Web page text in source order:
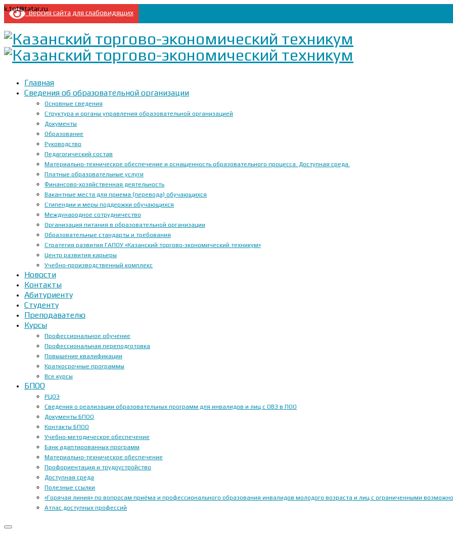
Версия сайта для слабовидящих
k.tet@tatar.ru
Главная
Сведения об образовательной организации
Основные сведения
Структура и органы управления образовательной организацией
Документы
Образование
Руководство
Педагогический состав
Материально-техническое обеспечение и оснащенность образовательного процесса. Доступная среда.
Платные образовательные услуги
Финансово-хозяйственная деятельность
Вакантные места для приема (перевода) обучающихся
Стипендии и меры поддержки обучающихся
Международное сотрудничество
Организация питания в образовательной организации
Образовательные стандарты и требования
Стратегия развития ГАПОУ «Казанский торгово-экономический техникум»
Центр развития карьеры
Учебно-производственный комплекс
Новости
Контакты
Абитуриенту
Студенту
Преподавателю
Курсы
Профессиональное обучение
Профессиональная переподготовка
Повышение квалификации
Краткосрочные программы
Все курсы
БПОО
РЦОЭ
Сведения о реализации образовательных программ для инвалидов и лиц с ОВЗ в ПОО
Документы БПОО
Контакты БПОО
Учебно-методическое обеспечение
Банк адаптированных программ
Материально-техническое обеспечение
Профориентация и трудоустройство
Доступная среда
Полезные ссылки
«Горячая линия» по вопросам приёма и профессионального образования инвалидов молодого возраста и лиц с ограниченными
Атлас доступных профессий